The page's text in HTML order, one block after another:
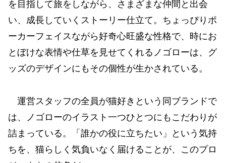
を目指して旅をしながら、さまざまな仲間と出会
い、成長していくストーリー仕立て。ちょっぴりポ
ーカーフェイスながら好奇心旺盛な性格で、時にお
とぼけな表情や仕草を見せてくれるノゴローは、グ
ッズのデザインにもその個性が生かされている。
運営スタッフの全員が猫好きという同ブランドで
は、ノゴローのイラスト一つひとつにもこだわりが
詰まっている。「誰かの役に立ちたい」という気持
ちを、猫らしく気負いなく届けることが、このプロ